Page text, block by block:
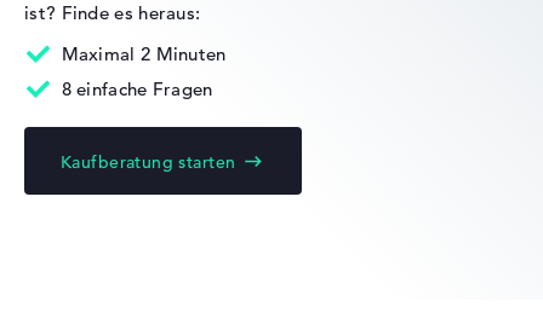
Lenovo ThinkBook
Lenovo ThinkPad
ist? Finde es heraus:
Maximal 2 Minuten
8 einfache Fragen
Kaufberatung starten